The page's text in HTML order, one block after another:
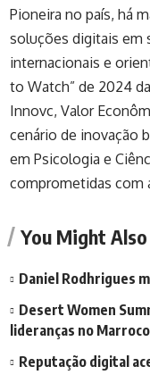
Pioneira no país, há
soluções digitais em
internacionais e
to Watch” de 2024
Innovc, Valor
cenário de inovação
em Psicologia e
comprometidas com
You Might
Daniel Rodhrigues
Desert Women
lideranças no
Reputação digital